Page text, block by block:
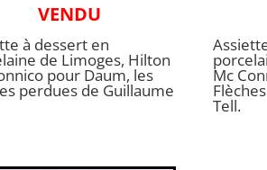
VENDU
à dessert en
de Limoges, Hilton
pour Daum, les
perdues de Guillaume
Mc
Tell.